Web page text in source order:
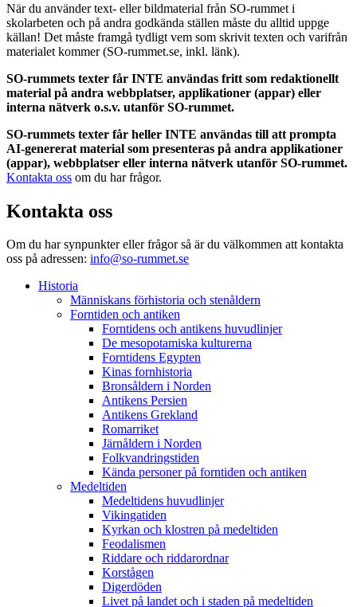
När du använder text- eller bildmaterial från SO-rummet i
skolarbeten och på andra godkända ställen måste du alltid uppge
källan! Det måste framgå tydligt vem som skrivit texten och varifrån
materialet kommer (SO-rummet.se, inkl. länk).
SO-rummets texter får INTE användas fritt som redaktionellt
material på andra webbplatser, applikationer (appar) eller
interna nätverk o.s.v. utanför SO-rummet.
SO-rummets texter får heller INTE användas till att prompta
AI-genererat material som presenteras på andra applikationer
(appar), webbplatser eller interna nätverk utanför SO-rummet.
Kontakta oss om du har frågor.
Kontakta oss
Om du har synpunkter eller frågor så är du välkommen att kontakta
oss på adressen: info@so-rummet.se
Historia
Människans förhistoria och stenåldern
Forntiden och antiken
Forntidens och antikens huvudlinjer
De mesopotamiska kulturerna
Forntidens Egypten
Kinas fornhistoria
Bronsåldern i Norden
Antikens Persien
Antikens Grekland
Romarriket
Järnåldern i Norden
Folkvandringstiden
Kända personer på forntiden och antiken
Medeltiden
Medeltidens huvudlinjer
Vikingatiden
Kyrkan och klostren på medeltiden
Feodalismen
Riddare och riddarordnar
Korstågen
Digerdöden
Livet på landet och i staden på medeltiden